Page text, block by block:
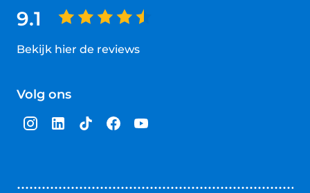
9.1
Bekijk hier de reviews
van
sterren
Volg ons